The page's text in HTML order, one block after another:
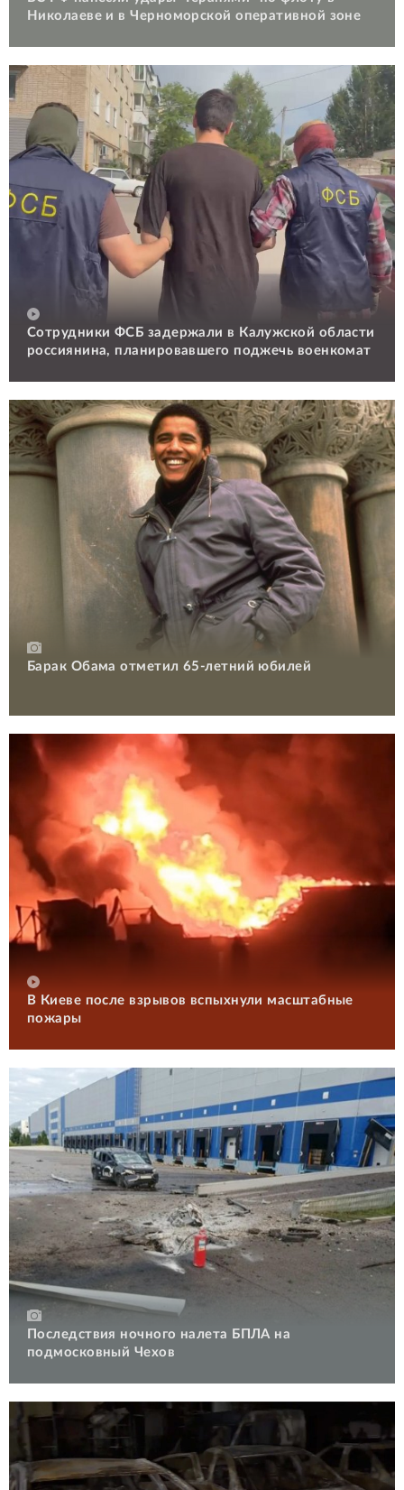
Николаеве и в Черноморской оперативной зоне
Сотрудники ФСБ задержали в Калужской области
россиянина, планировавшего поджечь военкомат
Барак Обама отметил 65-летний юбилей
В Киеве после взрывов вспыхнули масштабные
пожары
Последствия ночного налета БПЛА на
подмосковный Чехов